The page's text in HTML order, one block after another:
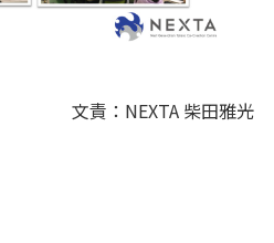
文責：NEXTA 柴田雅光